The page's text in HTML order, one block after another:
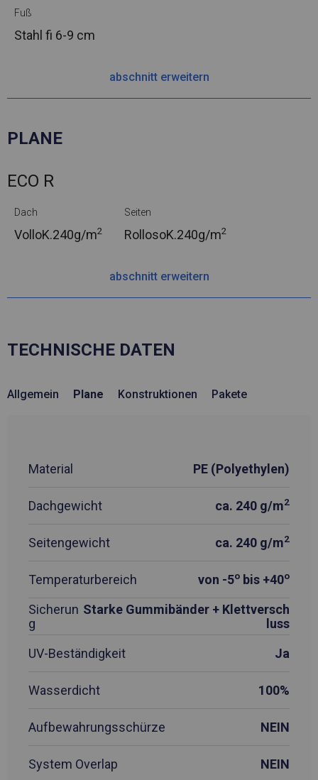
Fuß
Stahl fi 6-9 cm
abschnitt erweitern
PLANE
ECO R
Dach
VolloK.240g/m2
Seiten
RollosoK.240g/m2
abschnitt erweitern
TECHNISCHE DATEN
Allgemein Plane Konstruktionen Pakete
Material PE (Polyethylen)
Dachgewicht ca. 240 g/m2
Seitengewicht ca. 240 g/m2
Temperaturbereich von -5o bis +40o
Sicherun
g
Starke Gummibänder + Klettversch
luss
UV-Beständigkeit
Ja
Wasserdicht 100%
Aufbewahrungsschürze NEIN
System Overlap NEIN